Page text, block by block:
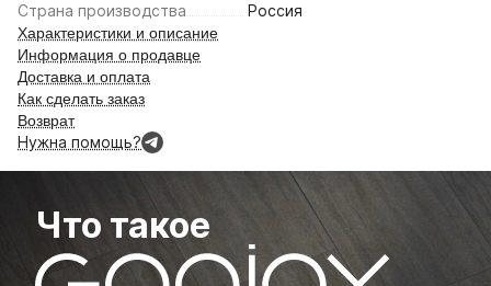
Страна производства
Россия
Характеристики и описание
Информация о продавце
Доставка и оплата
Как сделать заказ
Возврат
Нужна помощь?
Что такое